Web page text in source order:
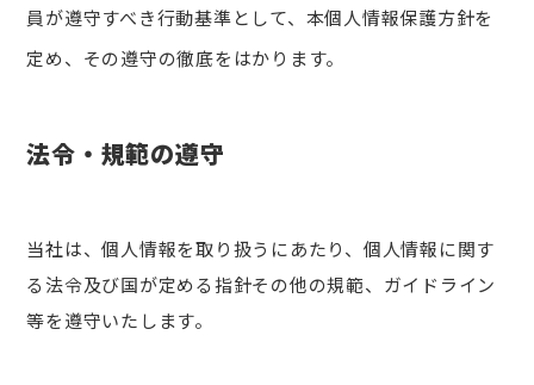
員が遵守すべき行動基準として、本個人情報保護方針を
定め、その遵守の徹底をはかります。
法令・規範の遵守
当社は、個人情報を取り扱うにあたり、個人情報に関す
る法令及び国が定める指針その他の規範、ガイドライン
等を遵守いたします。